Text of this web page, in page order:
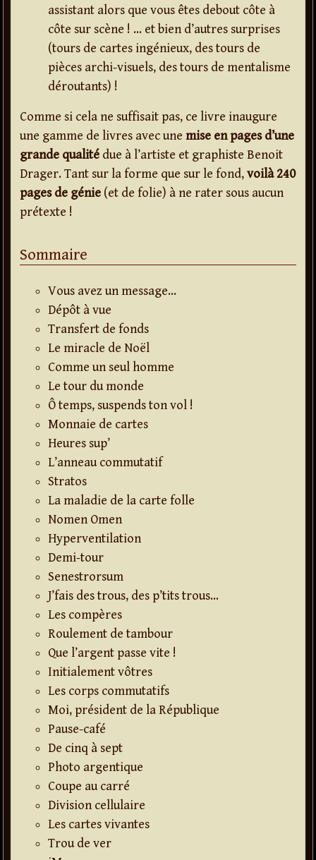
assistant alors que vous êtes debout côte à
côte sur scène ! … et bien d’autres surprises
(tours de cartes ingénieux, des tours de
pièces archi-visuels, des tours de mentalisme
déroutants) !
Comme si cela ne suffisait pas, ce livre inaugure
une gamme de livres avec une mise en pages d’une
grande qualité due à l’artiste et graphiste Benoit
Drager. Tant sur la forme que sur le fond,voilà 240
pages de génie (et de folie) à ne rater sous aucun
prétexte !
Sommaire
Vous avez un message…
Dépôt à vue
Transfert de fonds
Le miracle de Noël
Comme un seul homme
Le tour du monde
Ô temps, suspends ton vol !
Monnaie de cartes
Heures sup’
L’anneau commutatif
Stratos
La maladie de la carte folle
Nomen Omen
Hyperventilation
Demi-tour
Senestrorsum
J’fais des trous, des p’tits trous…
Les compères
Roulement de tambour
Que l’argent passe vite !
Initialement vôtres
Les corps commutatifs
Moi, président de la République
Pause-café
De cinq à sept
Photo argentique
Coupe au carré
Division cellulaire
Les cartes vivantes
Trou de ver